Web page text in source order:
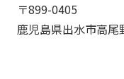
〒899-0405
鹿児島県出水市高尾